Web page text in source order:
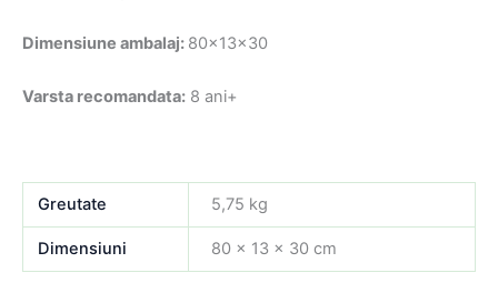
Dimensiune ambalaj: 80x13x30
Varsta recomandata: 8 ani+
Greutate 5,75 kg
Dimensiuni 80 × 13 × 30 cm